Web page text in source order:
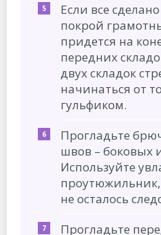
Если все
покрой
придется на
передних
двух складок
начинаться от
гульфиком.
Прогладьте
швов – боковых
Используйте
не осталось
Прогладьте